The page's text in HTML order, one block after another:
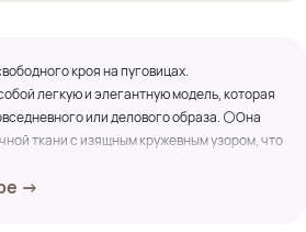
кроя на пуговицах.
легкую и элегантную модель, которая
или делового образа. ⚪Она
ткани с изящным кружевным узором, что
силуэт обеспечивают комфорт и
→